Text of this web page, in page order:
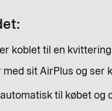
koblet til en
sit AirPlus og ser
til købet